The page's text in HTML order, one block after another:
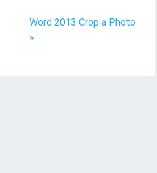
Word 2013 Crop a Photo
»